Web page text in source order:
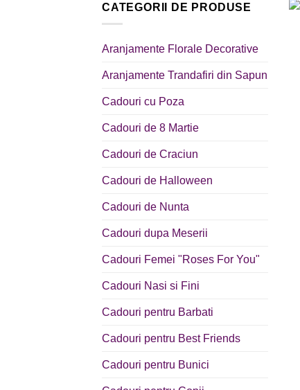
CATEGORII DE PRODUSE
Aranjamente Florale Decorative
Aranjamente Trandafiri din Sapun
Cadouri cu Poza
Cadouri de 8 Martie
Cadouri de Craciun
Cadouri de Halloween
Cadouri de Nunta
Cadouri dupa Meserii
Cadouri Femei "Roses For You"
Cadouri Nasi si Fini
Cadouri pentru Barbati
Cadouri pentru Best Friends
Cadouri pentru Bunici